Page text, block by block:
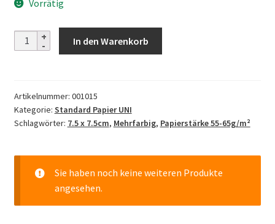
Vorrätig
Colors
7,5cm
Menge
In den Warenkorb
Artikelnummer: 001015
Kategorie: Standard Papier UNI
Schlagwörter: 7.5 x 7.5cm, Mehrfarbig, Papierstärke 55-65g/m²
Sie haben noch keine weiteren Produkte
angesehen.